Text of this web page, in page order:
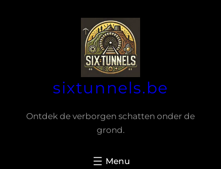
sixtunnels.be
Ontdek de verborgen schatten onder de
grond.